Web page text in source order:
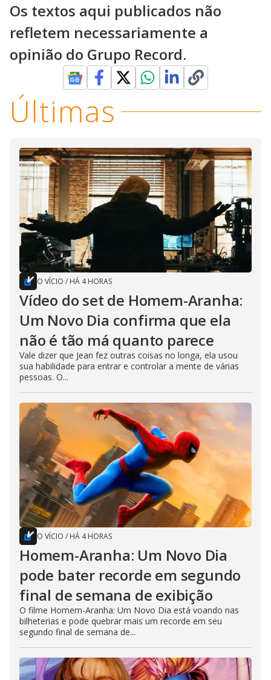
Os textos aqui publicados não
refletem necessariamente a
opinião do Grupo Record.
Últimas
O VÍCIO / HÁ 4 HORAS
Vídeo do set de Homem-Aranha:
Um Novo Dia confirma que ela
não é tão má quanto parece
Vale dizer que Jean fez outras coisas no longa, ela usou
sua habilidade para entrar e controlar a mente de várias
pessoas. O...
O VÍCIO / HÁ 4 HORAS
Homem-Aranha: Um Novo Dia
pode bater recorde em segundo
final de semana de exibição
O filme Homem-Aranha: Um Novo Dia está voando nas
bilheterias e pode quebrar mais um recorde em seu
segundo final de semana de...